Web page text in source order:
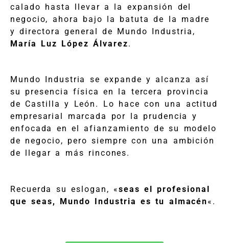
calado hasta llevar a la expansión del
negocio, ahora bajo la batuta de la madre
y directora general de Mundo Industria,
María Luz López Álvarez.
Mundo Industria se expande y alcanza así
su presencia física en la tercera provincia
de Castilla y León. Lo hace con una actitud
empresarial marcada por la prudencia y
enfocada en el afianzamiento de su modelo
de negocio, pero siempre con una ambición
de llegar a más rincones.
Recuerda su eslogan, «seas el profesional
que seas, Mundo Industria es tu almacén«.